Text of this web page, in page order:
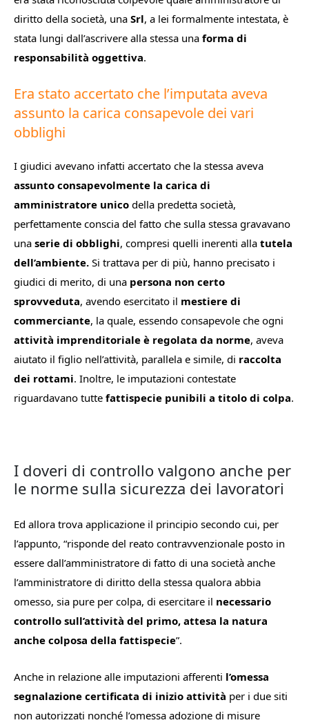
diritto della società, una Srl, a lei formalmente intestata, è
stata lungi dall’ascrivere alla stessa una forma di
responsabilità oggettiva.
Era stato accertato che l’imputata aveva
assunto la carica consapevole dei vari
obblighi
I giudici avevano infatti accertato che la stessa aveva
assunto consapevolmente la carica di
amministratore unico della predetta società,
perfettamente conscia del fatto che sulla stessa gravavano
una serie di obblighi, compresi quelli inerenti alla tutela
dell’ambiente. Si trattava per di più, hanno precisato i
giudici di merito, di una persona non certo
sprovveduta, avendo esercitato il mestiere di
commerciante, la quale, essendo consapevole che ogni
attività imprenditoriale è regolata da norme, aveva
aiutato il figlio nell’attività, parallela e simile, di raccolta
dei rottami. Inoltre, le imputazioni contestate
riguardavano tutte fattispecie punibili a titolo di colpa.
I doveri di controllo valgono anche per
le norme sulla sicurezza dei lavoratori
Ed allora trova applicazione il principio secondo cui, per
l’appunto, “risponde del reato contravvenzionale posto in
essere dall’amministratore di fatto di una società anche
l’amministratore di diritto della stessa qualora abbia
omesso, sia pure per colpa, di esercitare il necessario
controllo sull’attività del primo, attesa la natura
anche colposa della fattispecie”.
Anche in relazione alle imputazioni afferenti l’omessa
segnalazione certificata di inizio attività per i due siti
non autorizzati nonché l’omessa adozione di misure